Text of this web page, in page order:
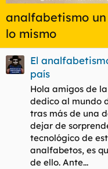
analfabetismo
lo mismo
El
país
Hola amigos de
dedico al mundo
tras más de una
dejar de
tecnológico de
analfabetos, es
de ello. Ante...